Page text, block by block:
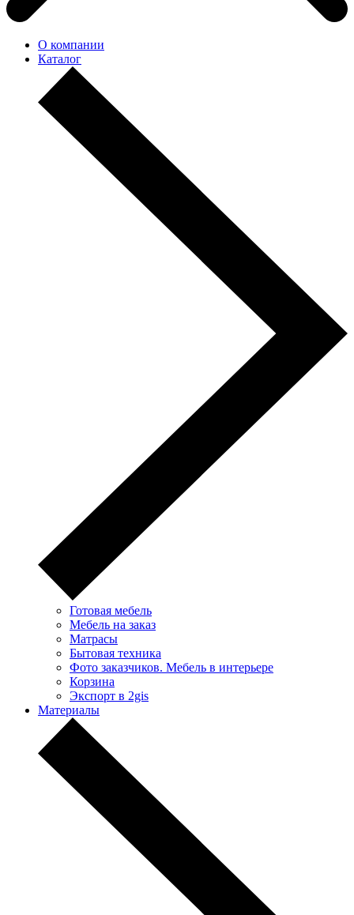
О компании
Каталог
Готовая мебель
Мебель на заказ
Матрасы
Бытовая техника
Фото заказчиков. Мебель в интерьере
Корзина
Экспорт в 2gis
Материалы